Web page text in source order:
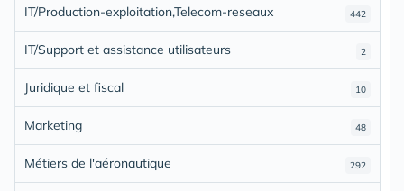
442
IT/Production-exploitation,Telecom-reseaux
2
IT/Support et assistance utilisateurs
10
Juridique et fiscal
48
Marketing
292
Métiers de l'aéronautique